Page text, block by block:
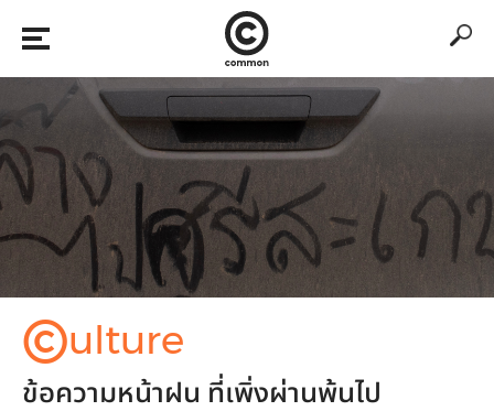
©ulture
ข้อความหน้าฝน ที่เพิ่งผ่านพ้นไป